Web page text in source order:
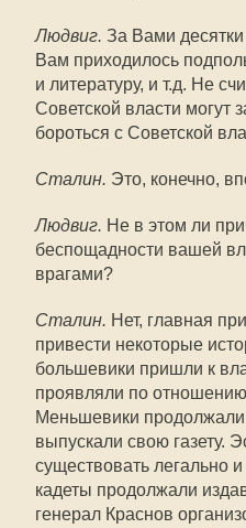
Людвиг. За Вами
Вам приходилось
и литературу, и т.д. Не
Советской власти могут
бороться с Советской
Сталин. Это, конечно,
Людвиг. Не в этом ли
беспощадности вашей
врагами?
Сталин. Нет, главная
привести некоторые
большевики пришли к
проявляли по
Меньшевики продолжали
выпускали свою газету.
существовать легально
кадеты продолжали
генерал Краснов